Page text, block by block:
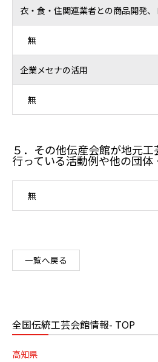
衣・食・住関連業者との商品開発
無
企業メセナの活用
無
５．その他伝産会館が地元
行っている活動例や他の団
無
一覧へ戻る
全国伝統工芸会館情報- TOP
高知県